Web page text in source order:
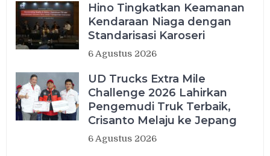
Hino Tingkatkan Keamanan
Kendaraan Niaga dengan
Standarisasi Karoseri
6 Agustus 2026
UD Trucks Extra Mile
Challenge 2026 Lahirkan
Pengemudi Truk Terbaik,
Crisanto Melaju ke Jepang
6 Agustus 2026